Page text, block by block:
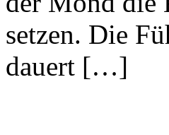
setzen. Die
dauert […]